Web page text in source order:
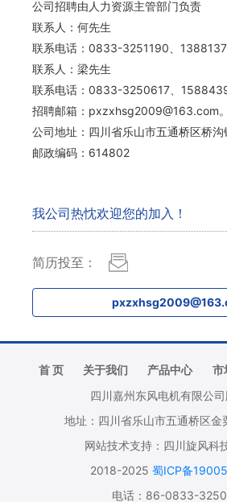
公司招聘由人力资源主管部门负责
联系人：何先生
联系电话：0833-3251190、
联系人：梁先生
联系电话：0833-3250617、
招聘邮箱：pxzxhsg2009@163.com。
公司地址：四川省乐山市五通桥区桥沟
邮政编码：614802
我公司热忱欢迎您的加入！
简历投至：
首 页 关于我们 产品中心 市
四川嘉州东风电机有限公
地址：四川省乐山市五通桥区金
网站技术支持：四川旋风科
2018-2025 蜀ICP备
电话：86-0833-